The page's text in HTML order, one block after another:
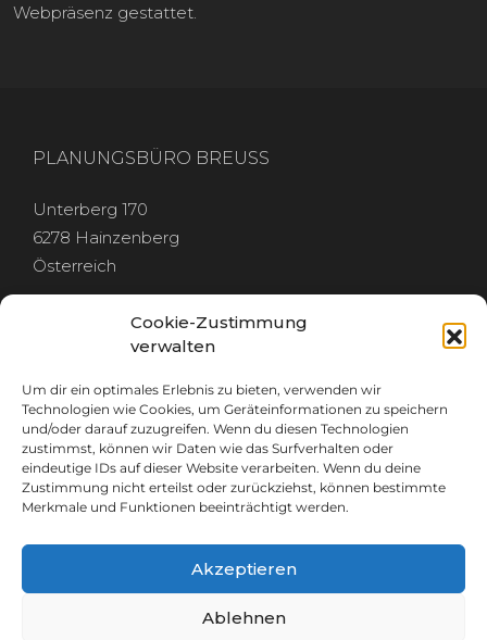
Cookie-Zustimmung
verwalten
Um dir ein optimales Erlebnis zu bieten, verwenden wir
Technologien wie Cookies, um Geräteinformationen zu speichern
und/oder darauf zuzugreifen. Wenn du diesen Technologien
zustimmst, können wir Daten wie das Surfverhalten oder
eindeutige IDs auf dieser Website verarbeiten. Wenn du deine
Zustimmung nicht erteilst oder zurückziehst, können bestimmte
Merkmale und Funktionen beeinträchtigt werden.
Akzeptieren
Ablehnen
Webpräsenz gestattet.
PLANUNGSBÜRO BREUSS
Unterberg 170
6278 Hainzenberg
Österreich
RECHTLICHES
IMPRESSUM
DATENSCHUTZ